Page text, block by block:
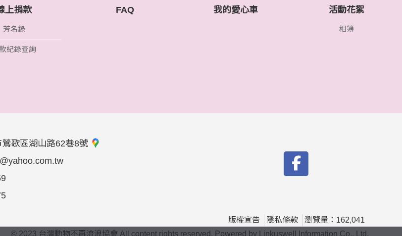
上捐款
芳名錄
紀錄查詢
FAQ 我的愛心車 活動花絮
相簿
歌區湖山路62巷8號
版權宣告 隱私條款
瀏覽量：162,041
© 2023 台灣動物不再流浪協會 All content rights reserved. Powered by Linkuswell Information Co., Ltd.